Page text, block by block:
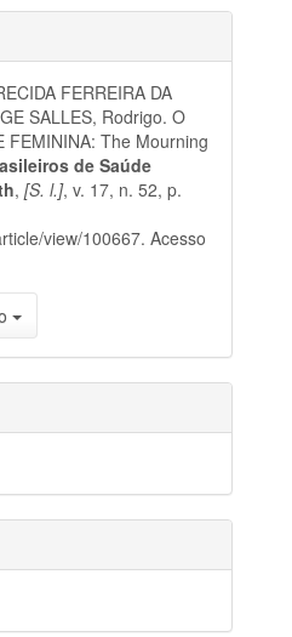
FERREIRA DA
SALLES, Rodrigo. O
FEMININA: The Mourning
de Saúde
,[S. l.], v. 17, n. 52, p.
view/100667. Acesso